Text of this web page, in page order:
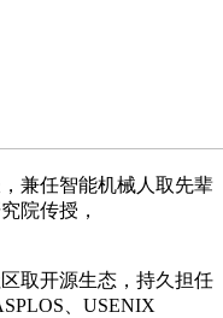
兼任智能机械人取先辈
院传授，
取开源生态，持久担任
、USENIX